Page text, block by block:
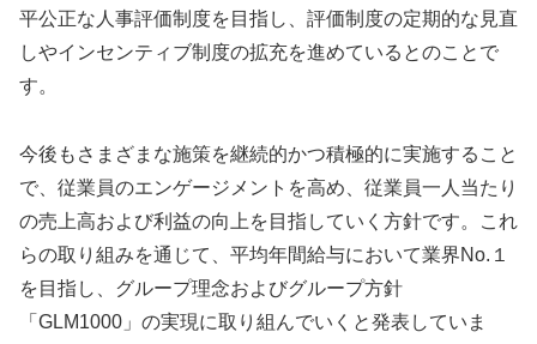
平公正な人事評価制度を目指し、評価制度の定期的な見直
しやインセンティブ制度の拡充を進めているとのことで
す。
今後もさまざまな施策を継続的かつ積極的に実施すること
で、従業員のエンゲージメントを高め、従業員一人当たり
の売上高および利益の向上を目指していく方針です。これ
らの取り組みを通じて、平均年間給与において業界No.１
を目指し、グループ理念およびグループ方針
「GLM1000」の実現に取り組んでいくと発表していま